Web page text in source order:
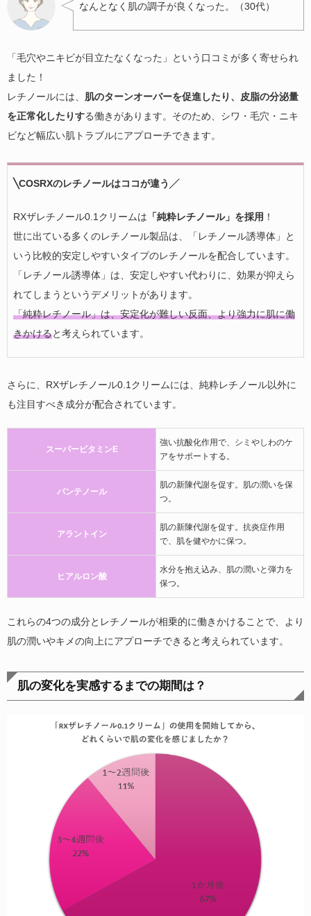
なんとなく肌の調子が良くなった。（30代）
「毛穴やニキビが目立たなくなった」という口コミが多く寄せられ
ました！
レチノールには、 肌のターンオーバーを促進したり、皮脂の分泌量
を正常化したりする働きがあります。そのため、シワ・毛穴・ニキ
ビなど幅広い肌トラブルにアプローチできます。
╲COSRXのレチノールはココが違う╱
RXザレチノール0.1クリームは 「純粋レチノール」を採用 ！
世に出ている多くのレチノール製品は、「レチノール誘導体」と
いう比較的安定しやすいタイプのレチノールを配合しています。
「レチノール誘導体」は、安定しやすい代わりに、効果が抑えら
れてしまうというデメリットがあります。
「純粋レチノール」は、安定化が難しい反面、より強力に肌に働
きかけると考えられています。
さらに、RXザレチノール0.1クリームには、純粋レチノール以外に
も注目すべき成分が配合されています。
スーパービタミンE
強い抗酸化作用で、シミやしわのケ
アをサポートする。
パンテノール
肌の新陳代謝を促す。肌の潤いを保
つ。
アラントイン
肌の新陳代謝を促す。抗炎症作用
で、肌を健やかに保つ。
ヒアルロン酸
水分を抱え込み、肌の潤いと弾力を
保つ。
これらの4つの成分とレチノールが相乗的に働きかけることで、より
肌の潤いやキメの向上にアプローチできると考えられています。
肌の変化を実感するまでの期間は？